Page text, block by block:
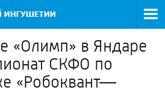
«Олимп» в Яндаре
СКФО по
«Робоквант—